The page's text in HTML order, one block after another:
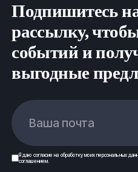
Подпишитесь
рассылку,
событий и
выгодные
Ваша почта
Я даю согласие на обработку моих персональных
соглашением.